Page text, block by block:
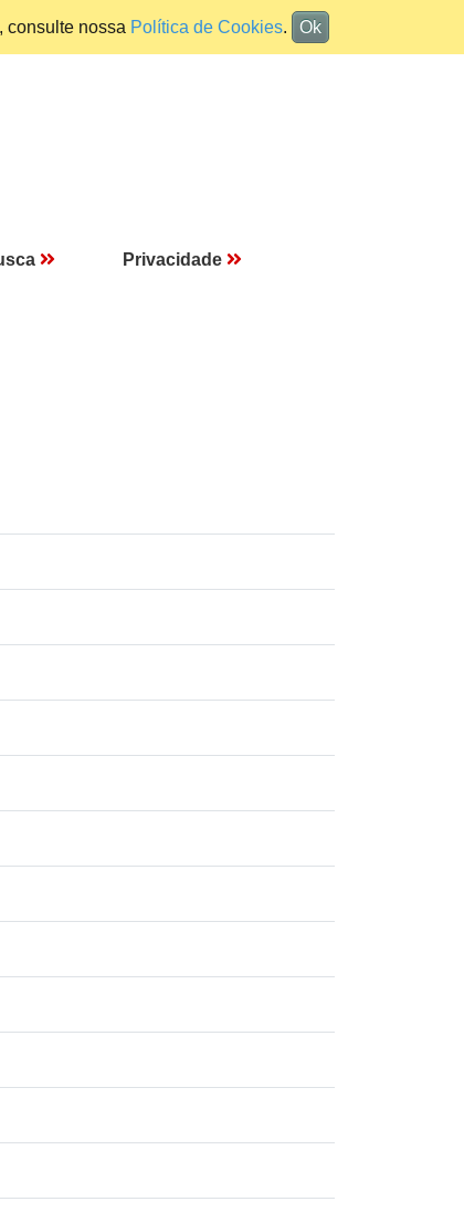
consulte nossa Política de Cookies. Ok
Privacidade